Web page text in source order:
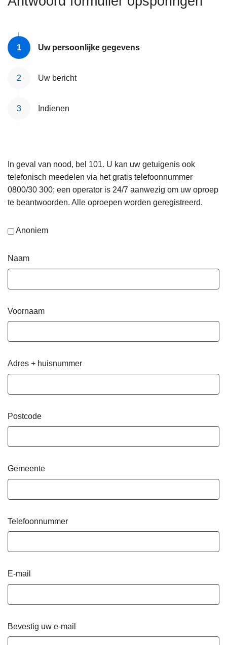
Uw persoonlijke gegevens
Uw bericht
Indienen
In geval van nood, bel 101. U kan uw getuigenis ook
telefonisch meedelen via het gratis telefoonnummer
0800/30 300; een operator is 24/7 aanwezig om uw oproep
te beantwoorden. Alle oproepen worden geregistreerd.
Anoniem
Naam
Voornaam
Adres + huisnummer
Postcode
Gemeente
Telefoonnummer
E-mail
Bevestig uw e-mail